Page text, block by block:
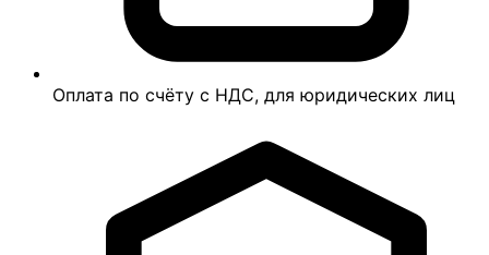
Оплата по счёту с НДС, для юридических лиц